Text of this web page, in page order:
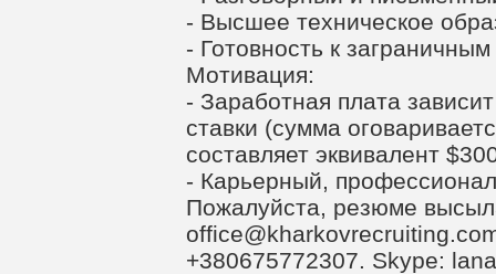
- Высшее техническое
- Готовность к
Мотивация:
- Заработная плата
ставки (сумма
составляет эквивалент
- Карьерный,
Пожалуйста, резюме
+380675772307. Skype: